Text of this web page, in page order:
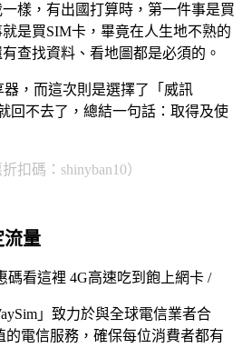
樣，有出國打算時，第一件事是買
是買SIM卡，畢竟在人生地不熟的
查找資料、看地圖都是必須的。
，而這次則是選擇了「威訊
回不去了，總結一句話：取得及使
扣碼：shinyban10）
量
」致力於與全球電信業者合
的電信服務，確保每位消費者都有